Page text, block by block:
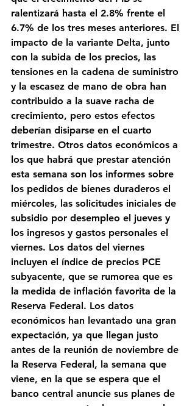
ralentizará hasta el 2.8% frente el
6.7% de los tres meses anteriores. El
impacto de la variante Delta, junto
con la subida de los precios, las
tensiones en la cadena de suministro
y la escasez de mano de obra han
contribuido a la suave racha de
crecimiento, pero estos efectos
deberían disiparse en el cuarto
trimestre. Otros datos económicos a
los que habrá que prestar atención
esta semana son los informes sobre
los pedidos de bienes duraderos el
miércoles, las solicitudes iniciales de
subsidio por desempleo el jueves y
los ingresos y gastos personales el
viernes. Los datos del viernes
incluyen el índice de precios PCE
subyacente, que se rumorea que es
la medida de inflación favorita de la
Reserva Federal. Los datos
económicos han levantado una gran
expectación, ya que llegan justo
antes de la reunión de noviembre de
la Reserva Federal, la semana que
viene, en la que se espera que el
banco central anuncie sus planes de